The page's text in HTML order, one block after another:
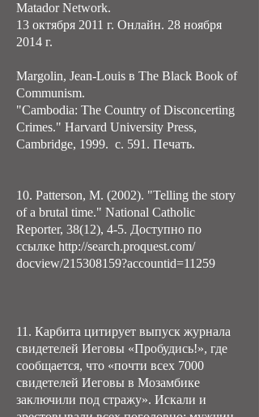
Matador Network.
13 октября 2011 г. Онлайн. 28 ноября
2014 г.
Margolin, Jean-Louis в The Black Book of
Communism.
"Cambodia: The Country of Disconcerting
Crimes." Harvard University Press,
Cambridge, 1999. с. 591. Печать.
10. Patterson, M. (2002). "Telling the story
of a brutal time." National Catholic
Reporter, 38(12), 4-5. Доступно по
ссылке http://search.proquest.com/
docview/215308159?accountid=11259
11. Карбита цитирует выпуск журнала
свидетелей Иеговы «Пробудись!», где
сообщается, что «почти всех 7000
свидетелей Иеговы в Мозамбике
заключили под стражу». Искали и